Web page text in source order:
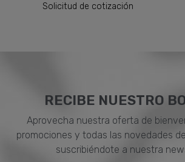
Solicitud de cotización
RECIBE NUESTRO
Aprovecha nuestra oferta de
promociones y todas las novedades
suscribiéndote a nuestra